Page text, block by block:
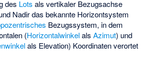
des Lots als vertikaler Bezugsachse
Nadir das bekannte Horizontsystem
Bezugssystem, in dem
(HorizontalwinkelalsAzimut) und
als Elevation) Koordinaten verortet